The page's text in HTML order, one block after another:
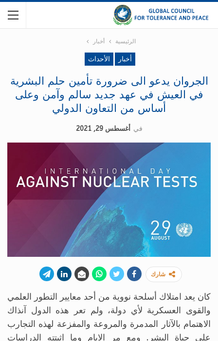
الرئيسية أخبار
أخبار الأحداث
الجروان يدعو الى ضرورة تأمين حلم البشرية
في العيش في عهد جديد سالم وآمن وعلى
أساس من التعاون الدولي
في أغسطس 29, 2021
شارك
كان يعد امتلاك أسلحة نووية من أحد معايير التطور العلمي
والقوى العسكرية لأي دولة، ولم تعر هذه الدول آنذاك
الاهتمام بالآثار المدمرة والمروعة والمفزعة لهذه التجارب
على حياة البشر. ومع مر الايام وما اثبتته الدراسات